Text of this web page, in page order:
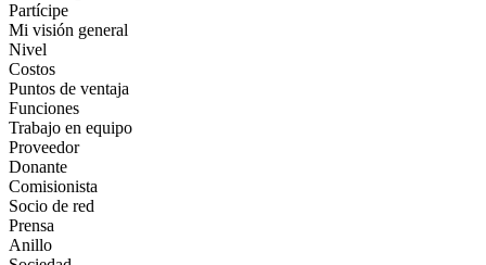
Partícipe
Mi visión general
Nivel
Costos
Puntos de ventaja
Funciones
Trabajo en equipo
Proveedor
Donante
Comisionista
Socio de red
Prensa
Anillo